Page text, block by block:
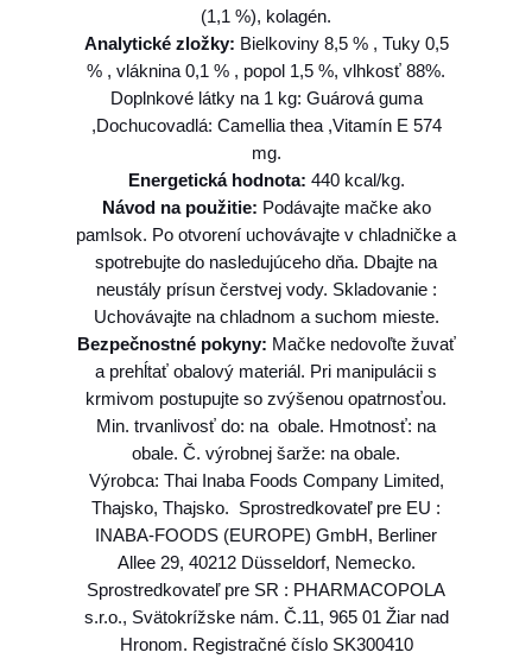
C
h
u
r
P
y
r
é
c
a
t
K
u
r
a
s
l
o
s
o
s
o
(1,1 %), kolagén.
Analytické zložky: Bielkoviny 8,5 % , Tuky 0,5
% , vláknina 0,1 % , popol 1,5 %, vlhkosť 88%.
Doplnkové látky na 1 kg: Guárová guma
,Dochucovadlá: Camellia thea ,Vitamín E 574
mg.
Energetická hodnota: 440 kcal/kg.
Návod na použitie: Podávajte mačke ako
pamlsok. Po otvorení uchovávajte v chladničke a
spotrebujte do nasledujúceho dňa. Dbajte na
neustály prísun čerstvej vody. Skladovanie :
Uchovávajte na chladnom a suchom mieste.
Bezpečnostné pokyny: Mačke nedovoľte žuvať
a prehĺtať obalový materiál. Pri manipulácii s
krmivom postupujte so zvýšenou opatrnosťou.
Min. trvanlivosť do: na obale. Hmotnosť: na
obale. Č. výrobnej šarže: na obale.
Výrobca: Thai Inaba Foods Company Limited,
Thajsko, Thajsko. Sprostredkovateľ pre EU :
INABA-FOODS (EUROPE) GmbH, Berliner
Allee 29, 40212 Düsseldorf, Nemecko.
Sprostredkovateľ pre SR : PHARMACOPOLA
s.r.o., Svätokrížske nám. Č.11, 965 01 Žiar nad
Hronom. Registračné číslo SK300410